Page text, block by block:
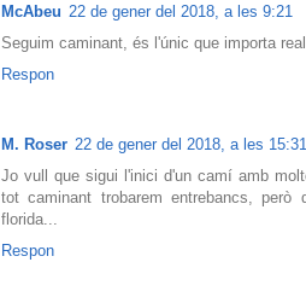
McAbeu 22 de gener del 2018, a les 9:21
Seguim caminant, és l'únic que importa
Respon
M. Roser 22 de gener del 2018, a les 15:31
Jo vull que sigui l'inici d'un camí amb
tot caminant trobarem entrebancs,
florida...
Respon